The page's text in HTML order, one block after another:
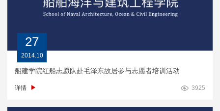
27
2014.10
船建学院红船志愿队赴毛泽东故居参与志愿者培训活动
详情 3925